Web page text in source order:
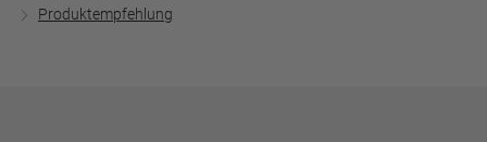
Produktempfehlung